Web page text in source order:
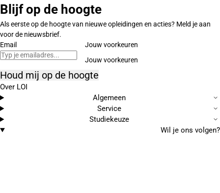
Blijf op de hoogte
Als eerste op de hoogte van nieuwe opleidingen en acties? Meld je aan
voor de nieuwsbrief.
Email
Jouw voorkeuren
Houd mij op de hoogte
Over LOI
Algemeen
Service
Studiekeuze
Wil je ons volgen?